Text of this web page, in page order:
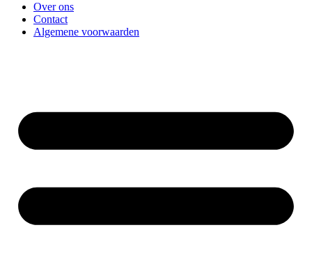
Over ons
Contact
Algemene voorwaarden